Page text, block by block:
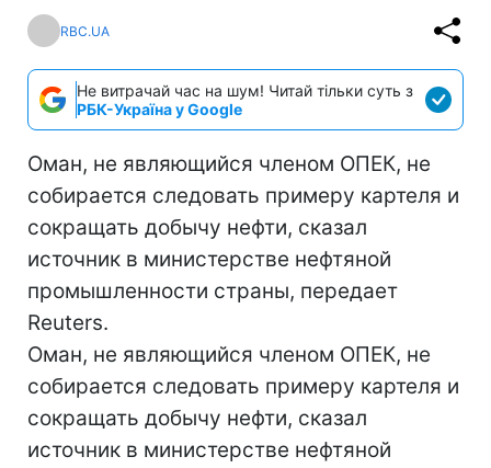
RBC.UA
Не витрачай час на шум! Читай тільки суть з
РБК-Україна у Google
Оман, не являющийся членом ОПЕК, не
собирается следовать примеру картеля и
сокращать добычу нефти, сказал
источник в министерстве нефтяной
промышленности страны, передает
Reuters.
Оман, не являющийся членом ОПЕК, не
собирается следовать примеру картеля и
сокращать добычу нефти, сказал
источник в министерстве нефтяной